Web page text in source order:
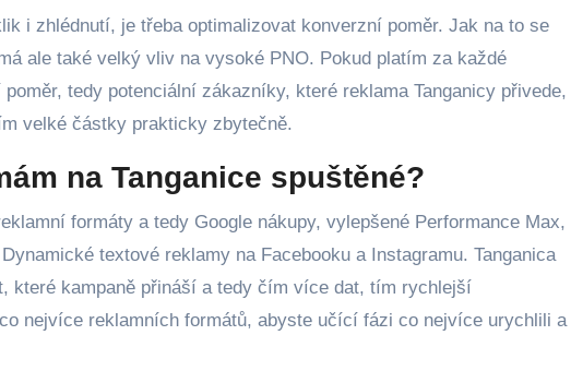
i zhlédnutí, je třeba optimalizovat konverzní poměr. Jak na to se
ale také velký vliv na vysoké PNO. Pokud platím za každé
tedy potenciální zákazníky, které reklama Tanganicy přivede,
velké částky prakticky zbytečně.
na Tanganice spuštěné?
formáty a tedy Google nákupy, vylepšené Performance Max,
textové reklamy na Facebooku a Instagramu. Tanganica
které kampaně přináší a tedy čím více dat, tím rychlejší
nejvíce reklamních formátů, abyste učící fázi co nejvíce urychlili a